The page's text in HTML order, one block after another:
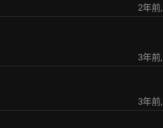
2年前,
3年前,
3年前,